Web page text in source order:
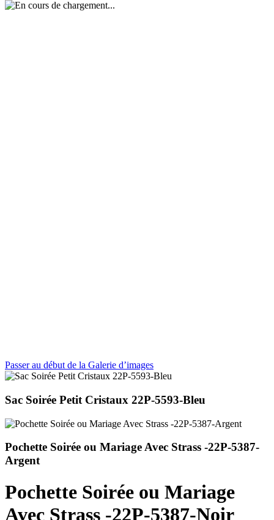
Passer au début de la Galerie d’images
Sac Soirée Petit Cristaux 22P-5593-Bleu
Pochette Soirée ou Mariage Avec Strass -22P-5387-
Argent
Pochette Soirée ou Mariage
Avec Strass -22P-5387-Noir